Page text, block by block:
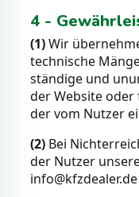
4 -
(1)Wir
technische
ständige und
der Website
der vom Nutzer
(2) Bei
der Nutzer